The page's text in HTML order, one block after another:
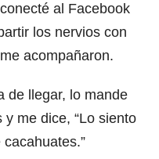
al Facebook
los nervios con
acompañaron.
de llegar, lo mande
y me dice, “Lo siento